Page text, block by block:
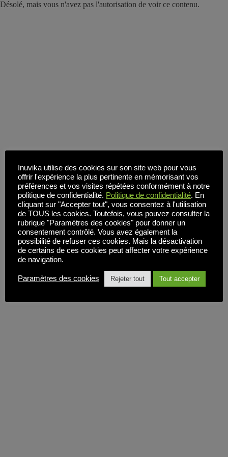
Désolé, mais vous n'avez pas l'autorisation de voir ce contenu.
Inuvika utilise des cookies sur son site web pour vous
offrir l'expérience la plus pertinente en mémorisant vos
préférences et vos visites répétées conformément à notre
politique de confidentialité. Politique de confidentialité. En
cliquant sur "Accepter tout", vous consentez à l'utilisation
de TOUS les cookies. Toutefois, vous pouvez consulter la
rubrique "Paramètres des cookies" pour donner un
consentement contrôlé. Vous avez également la
possibilité de refuser ces cookies. Mais la désactivation
de certains de ces cookies peut affecter votre expérience
de navigation.
Paramètres des cookies Rejeter tout Tout accepter